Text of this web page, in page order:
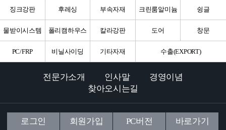
징크강판 후레싱 부속자재 크린룸알미늄 슁글
물받이시스템 폴리캠하우스 칼라강판 도어 창문
PC/FRP 비닐사이딩 기타자재 수출(EXPORT)
전문가소개 인사말
경영이념
찾아오시는길
로그인 회원가입 PC버전 바로가기